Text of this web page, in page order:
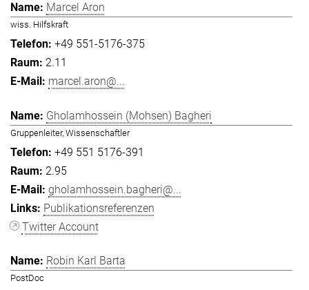
Marcel Aron
wiss. Hilfskraft
+49 551-5176-375
2.11
marcel.aron@...
Gholamhossein (Mohsen) Bagheri
Gruppenleiter, Wissenschaftler
+49 551 5176-391
2.95
gholamhossein.bagheri@...
Publikationsreferenzen
Twitter Account
Robin Karl Barta
PostDoc